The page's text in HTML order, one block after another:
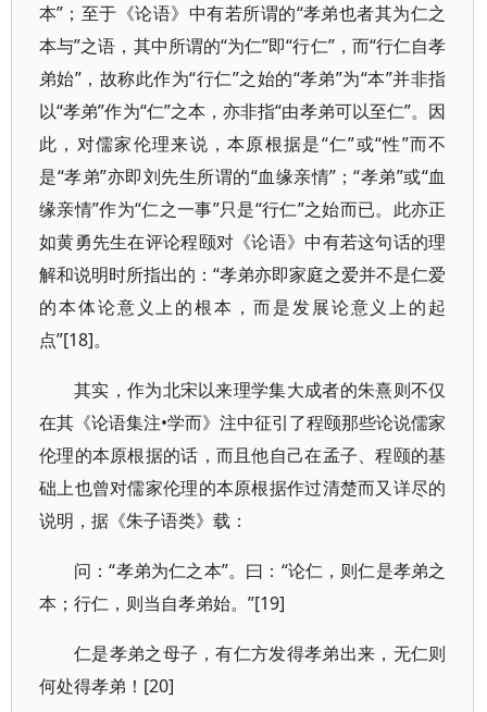
本”；至于《论语》中有若所谓的“孝弟也者其为仁之
本与”之语，其中所谓的“为仁”即“行仁”，而“行仁自孝
弟始”，故称此作为“行仁”之始的“孝弟”为“本”并非指
以“孝弟”作为“仁”之本，亦非指“由孝弟可以至仁”。因
此，对儒家伦理来说，本原根据是“仁”或“性”而不
是“孝弟”亦即刘先生所谓的“血缘亲情”；“孝弟”或“血
缘亲情”作为“仁之一事”只是“行仁”之始而已。此亦正
如黄勇先生在评论程颐对《论语》中有若这句话的理
解和说明时所指出的：“孝弟亦即家庭之爱并不是仁爱
的本体论意义上的根本，而是发展论意义上的起
点”[18]。
其实，作为北宋以来理学集大成者的朱熹则不仅
在其《论语集注•学而》注中征引了程颐那些论说儒家
伦理的本原根据的话，而且他自己在孟子、程颐的基
础上也曾对儒家伦理的本原根据作过清楚而又详尽的
说明，据《朱子语类》载：
问：“孝弟为仁之本”。曰：“论仁，则仁是孝弟之
本；行仁，则当自孝弟始。”[19]
仁是孝弟之母子，有仁方发得孝弟出来，无仁则
何处得孝弟！[20]